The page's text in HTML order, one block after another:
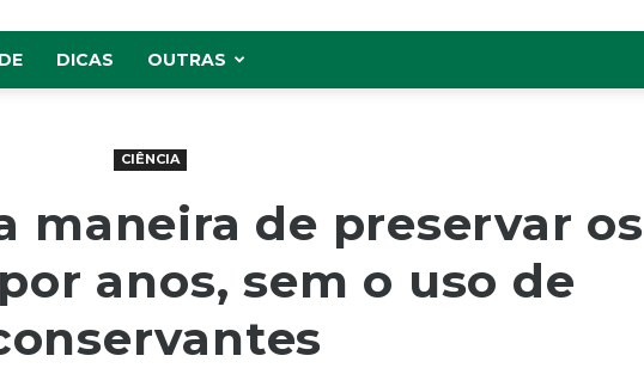
DICAS OUTRAS
CIÊNCIA
maneira de preservar os
anos, sem o uso de